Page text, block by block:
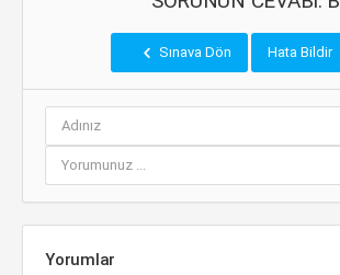
Sınava Dön Hata Bildir
Yorumlar